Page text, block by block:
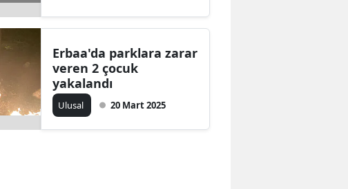
Erbaa'da parklara zarar
veren 2 çocuk
yakalandı
Ulusal 20 Mart 2025